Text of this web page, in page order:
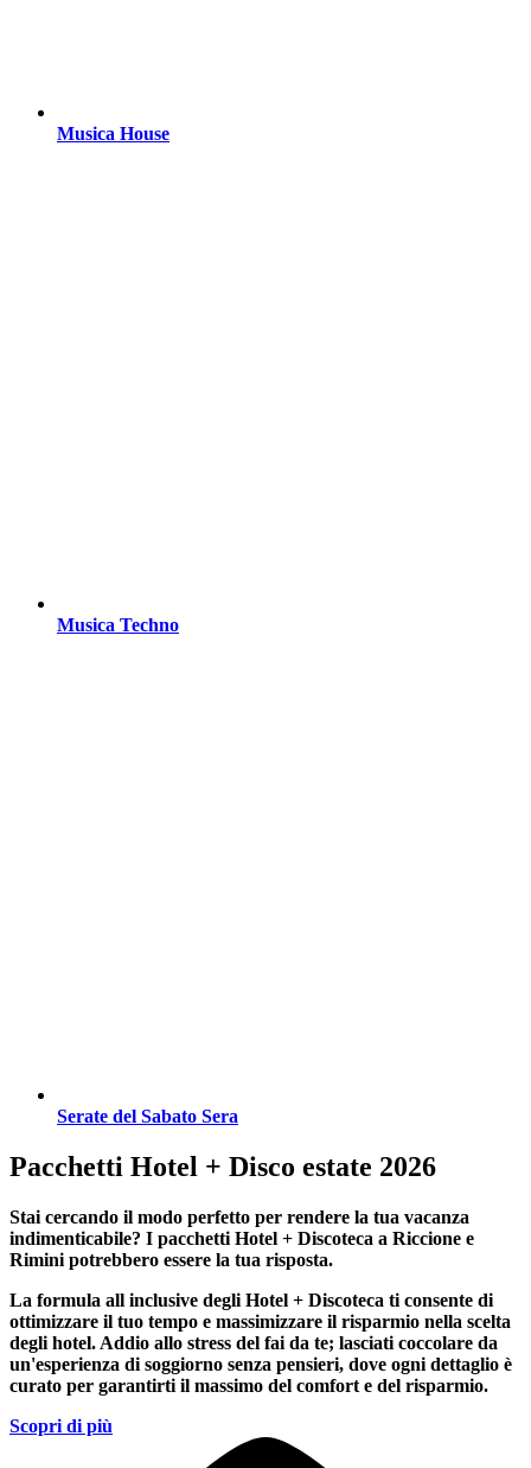
Musica House
Musica Techno
Serate del Sabato Sera
Pacchetti Hotel + Disco estate 2026
Stai cercando il modo perfetto per rendere la tua vacanza
indimenticabile? I pacchetti Hotel + Discoteca a Riccione e
Rimini potrebbero essere la tua risposta.
La formula all inclusive degli Hotel + Discoteca ti consente di
ottimizzare il tuo tempo e massimizzare il risparmio nella scelta
degli hotel. Addio allo stress del fai da te; lasciati coccolare da
un'esperienza di soggiorno senza pensieri, dove ogni dettaglio è
curato per garantirti il massimo del comfort e del risparmio.
Scopri di più